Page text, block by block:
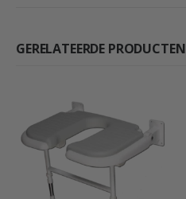
GERELATEERDE PRODUCTEN